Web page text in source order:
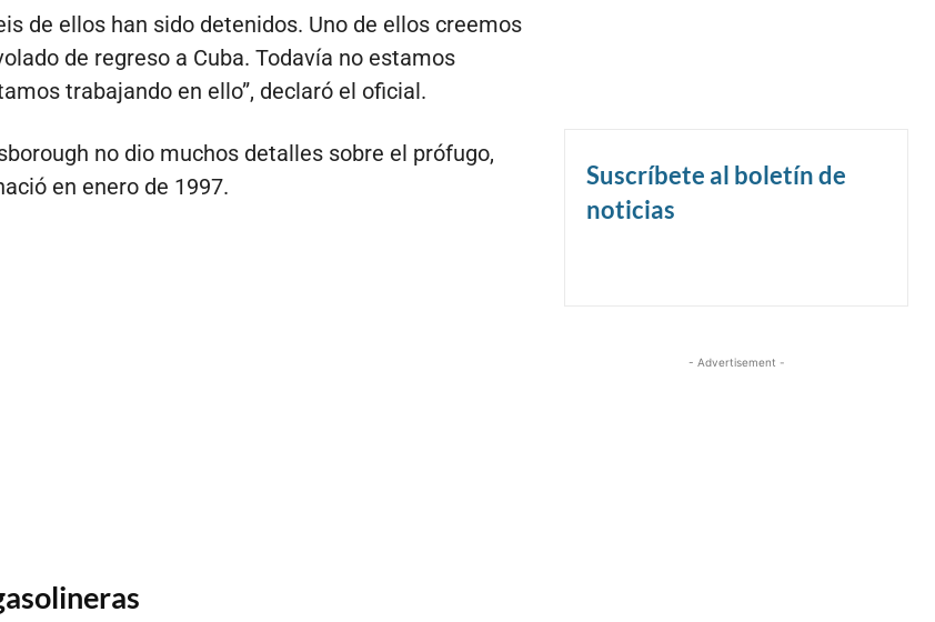
de ellos han sido detenidos. Uno de ellos creemos
de regreso a Cuba. Todavía no estamos
trabajando en ello”, declaró el oficial.
no dio muchos detalles sobre el prófugo,
en enero de 1997.
Suscríbete al boletín de
noticias
- Advertisement -